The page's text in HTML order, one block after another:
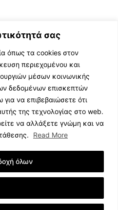
σας
όπως τα cookies στον
περιεχομένου και
μέσων κοινωνικής
δεδομένων επισκεπτών
να επιβεβαιώσετε ότι
της τεχνολογίας στο web.
να αλλάξετε γνώμη και να
Read More
όλων